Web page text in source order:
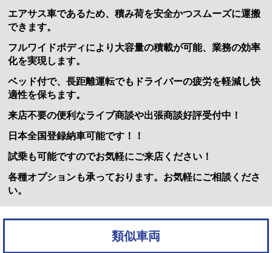
エアサス車であるため、積み荷を安全かつスムーズに運搬
できます。
フルワイドボディにより大容量の積載が可能、業務の効率
化を実現します。
ベッド付で、長距離運転でもドライバーの疲労を軽減し快
適性を保ちます。
来店不要の便利なライブ商談や出張商談好評受付中！
日本全国登録納車可能です！！
試乗も可能ですのでお気軽にご来店ください！
各種オプションも承っております。お気軽にご相談くださ
い。
類似車両